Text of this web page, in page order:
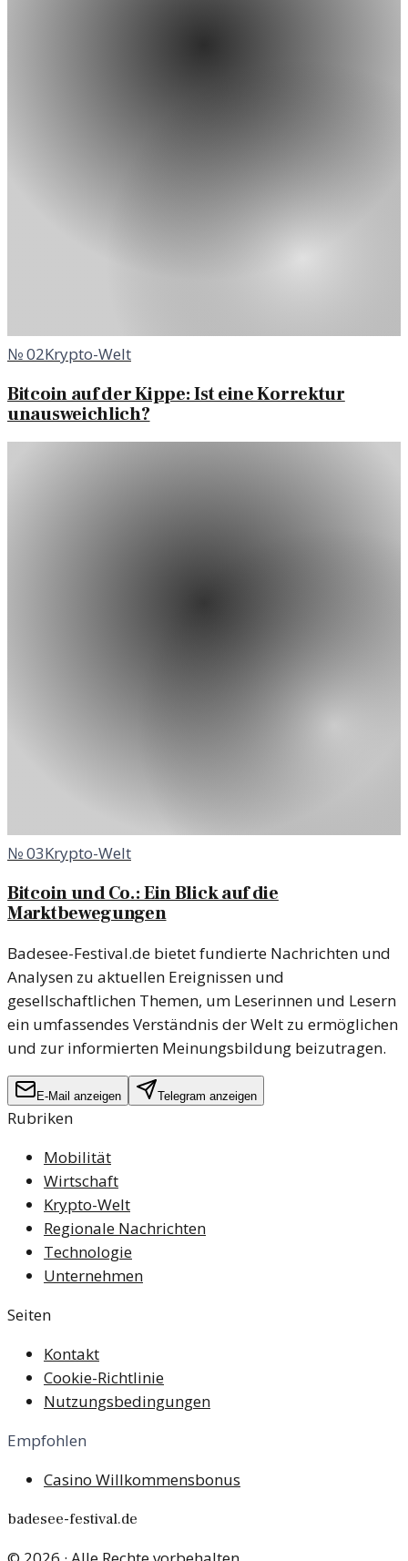
№02Krypto-Welt
Bitcoin auf der Kippe: Ist eine Korrektur
unausweichlich?
№03Krypto-Welt
Bitcoin und Co.: Ein Blick auf die
Marktbewegungen
Badesee-Festival.de bietet fundierte Nachrichten und
Analysen zu aktuellen Ereignissen und
gesellschaftlichen Themen, um Leserinnen und Lesern
ein umfassendes Verständnis der Welt zu ermöglichen
und zur informierten Meinungsbildung beizutragen.
E-Mail anzeigen Telegram anzeigen
Rubriken
Mobilität
Wirtschaft
Krypto-Welt
Regionale Nachrichten
Technologie
Unternehmen
Seiten
Kontakt
Cookie-Richtlinie
Nutzungsbedingungen
Empfohlen
Casino Willkommensbonus
badesee-festival.de